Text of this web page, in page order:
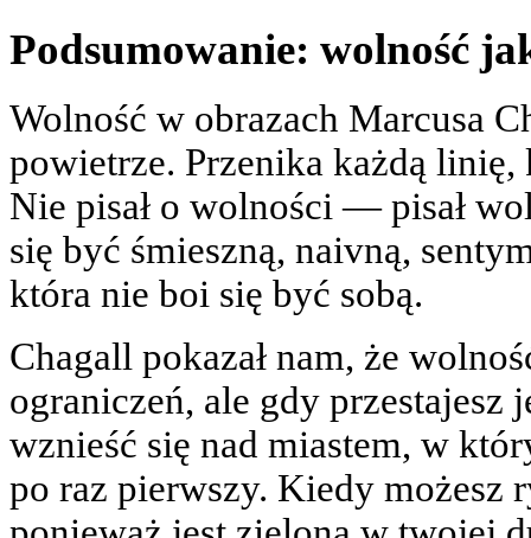
Podsumowanie: wolność
Wolność w obrazach Marcusa
powietrze. Przenika każdą
Nie pisał o wolności — pisał
się być śmieszną, naivną,
która nie boi się być sobą.
Chagall pokazał nam, że
ograniczeń, ale gdy przestajesz
wznieść się nad miastem, w
po raz pierwszy. Kiedy możesz